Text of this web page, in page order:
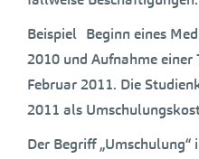
Beispiel Beginn eines
2010 und Aufnahme
Februar 2011. Die
2011 als
Der Begriff